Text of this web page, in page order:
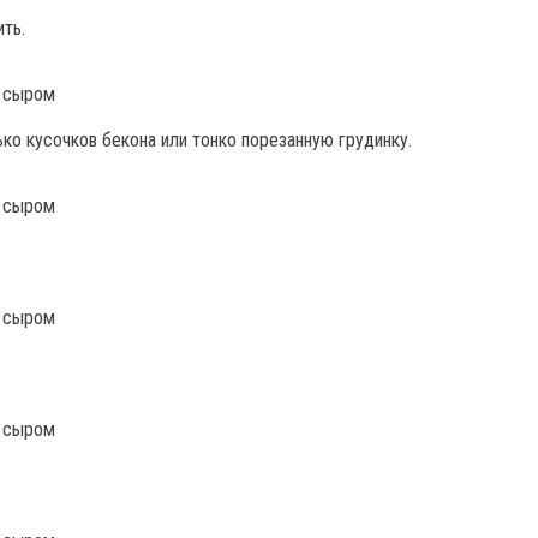
кусочков бекона или тонко порезанную грудинку.